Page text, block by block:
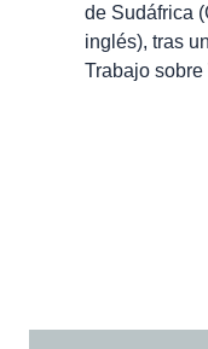
de Sudáfrica
inglés), tras
Trabajo